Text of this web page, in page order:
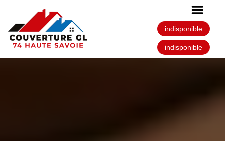
indisponible
indisponible